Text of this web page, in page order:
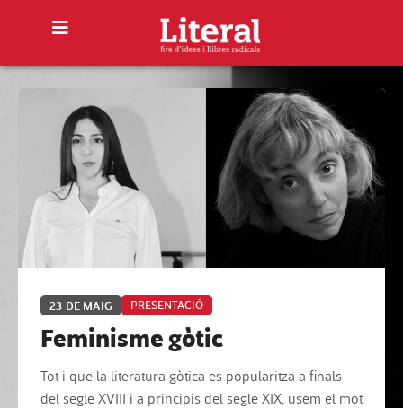
23 DE MAIG PRESENTACIÓ
Feminisme gòtic
Tot i que la literatura gòtica es popularitza a finals
del segle XVIII i a principis del segle XIX, usem el mot